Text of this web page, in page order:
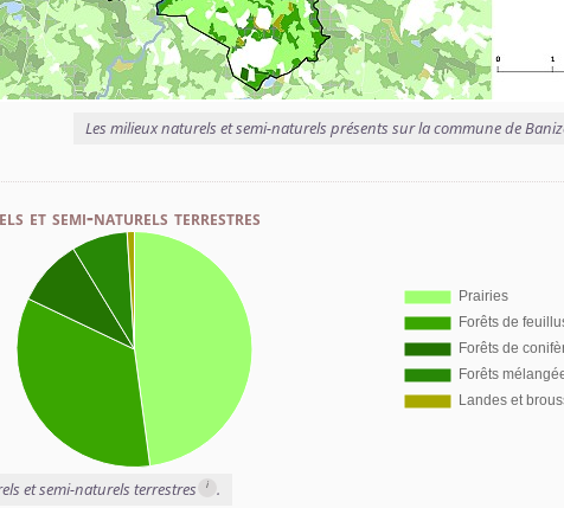
Les milieux naturels et semi-naturels présents sur la commune de
et semi-naturels terrestres
et semi-naturels terrestres i .